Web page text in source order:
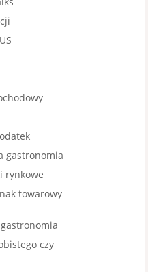
gastronomia
rynkowe
towarowy
czy